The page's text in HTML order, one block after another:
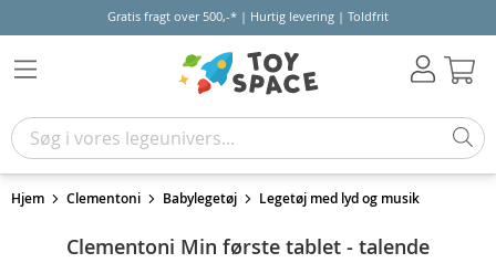
Gratis fragt over 500,-* | Hurtig levering | Toldfrit
Hjem Clementoni Babylegetøj Legetøj med lyd og musik
Clementoni Min første tablet - talende